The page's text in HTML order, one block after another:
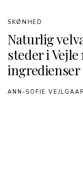
Naturlig
steder i
ingredienser
SKØNHED
ANN-SOFIE